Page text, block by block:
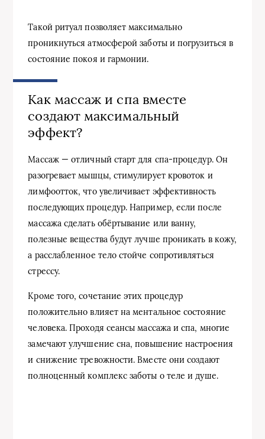
Такой ритуал позволяет максимально
проникнуться атмосферой заботы и погрузиться в
состояние покоя и гармонии.
Как массаж и спа вместе
создают максимальный
эффект?
Массаж — отличный старт для спа-процедур. Он
разогревает мышцы, стимулирует кровоток и
лимфоотток, что увеличивает эффективность
последующих процедур. Например, если после
массажа сделать обёртывание или ванну,
полезные вещества будут лучше проникать в кожу,
а расслабленное тело стойче сопротивляться
стрессу.
Кроме того, сочетание этих процедур
положительно влияет на ментальное состояние
человека. Проходя сеансы массажа и спа, многие
замечают улучшение сна, повышение настроения
и снижение тревожности. Вместе они создают
полноценный комплекс заботы о теле и душе.